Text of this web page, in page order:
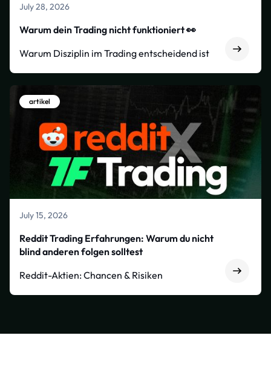
July 28, 2026
Warum dein Trading nicht funktioniert 👀
Warum Disziplin im Trading entscheidend ist
artikel
July 15, 2026
Reddit Trading Erfahrungen: Warum du nicht
blind anderen folgen solltest
Reddit-Aktien: Chancen & Risiken